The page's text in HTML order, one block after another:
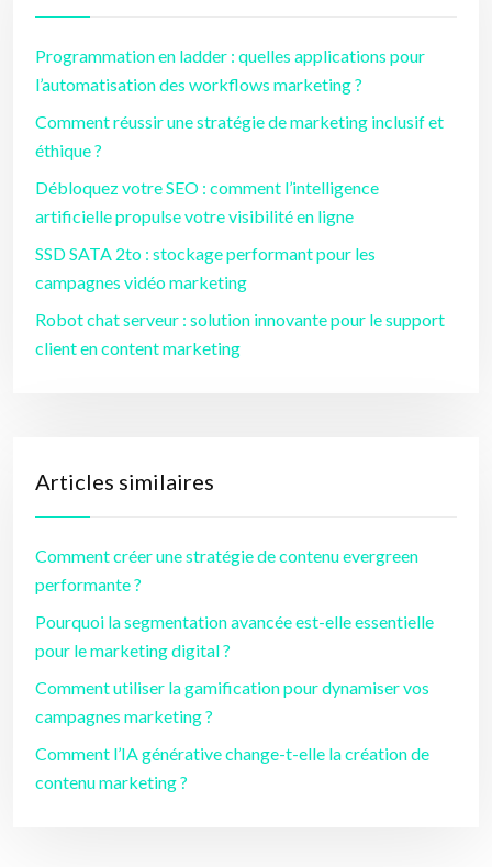
Programmation en ladder : quelles applications pour
l’automatisation des workflows marketing ?
Comment réussir une stratégie de marketing inclusif et
éthique ?
Débloquez votre SEO : comment l’intelligence
artificielle propulse votre visibilité en ligne
SSD SATA 2to : stockage performant pour les
campagnes vidéo marketing
Robot chat serveur : solution innovante pour le support
client en content marketing
Articles similaires
Comment créer une stratégie de contenu evergreen
performante ?
Pourquoi la segmentation avancée est-elle essentielle
pour le marketing digital ?
Comment utiliser la gamification pour dynamiser vos
campagnes marketing ?
Comment l’IA générative change-t-elle la création de
contenu marketing ?